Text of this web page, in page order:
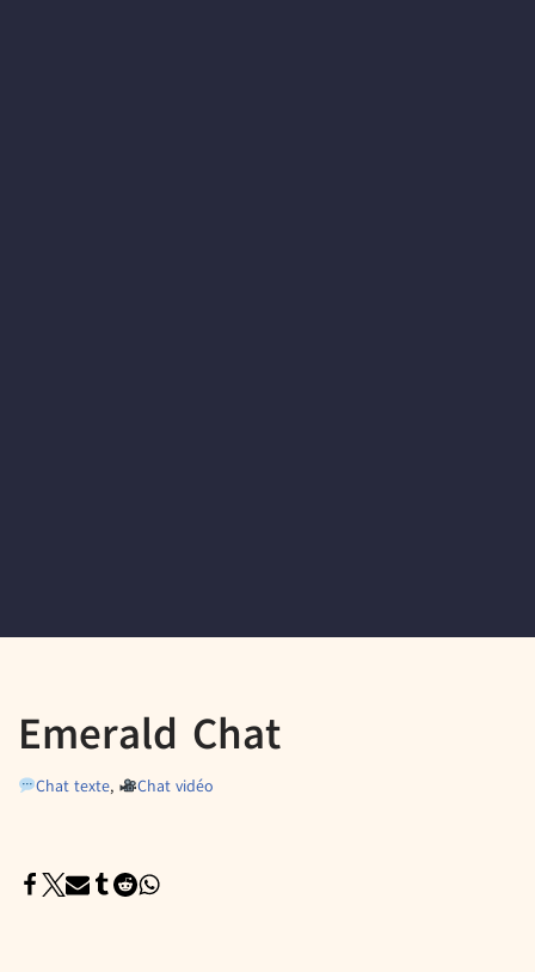
Emerald Chat
Chat texte, Chat vidéo